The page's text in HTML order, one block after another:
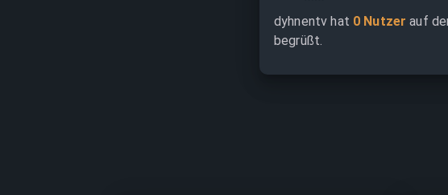
dyhnentv hat 0 Nutzer auf
begrüßt.